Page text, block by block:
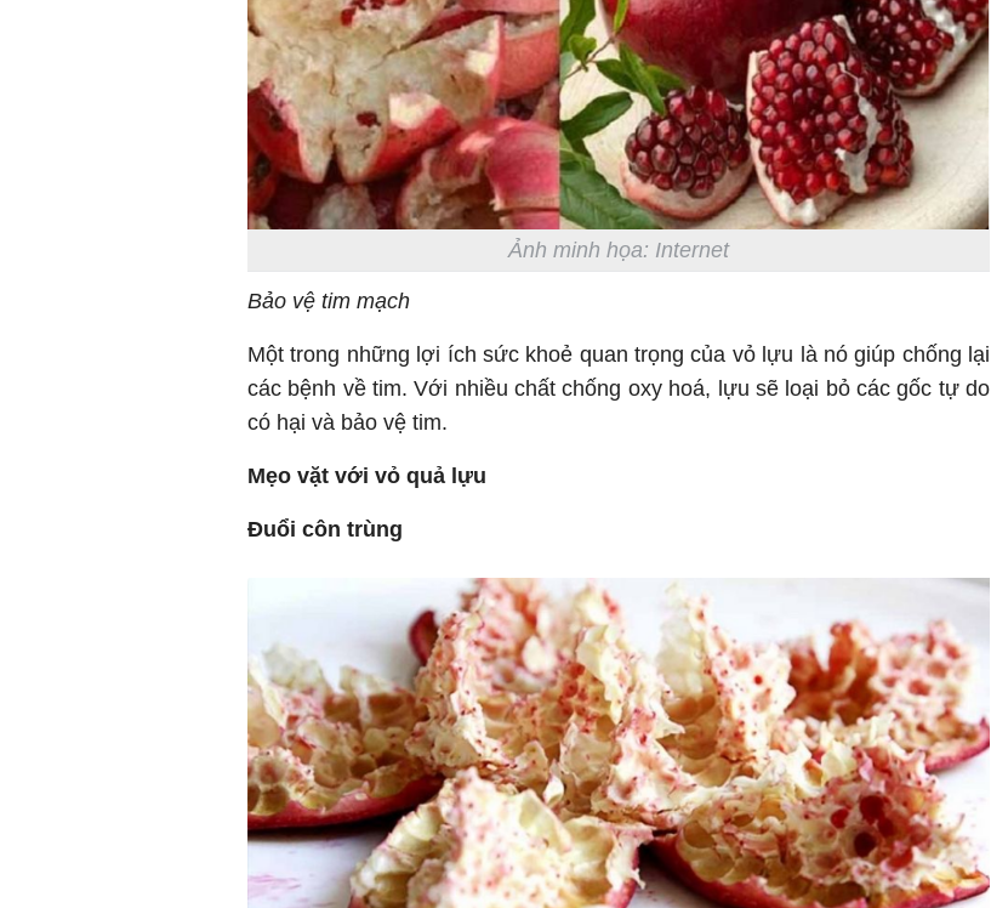
Ảnh minh họa: Internet
Bảo vệ tim mạch
Một trong những lợi ích sức khoẻ quan trọng của vỏ lựu là nó giúp chống lại
các bệnh về tim. Với nhiều chất chống oxy hoá, lựu sẽ loại bỏ các gốc tự do
có hại và bảo vệ tim.
Mẹo vặt với vỏ quả lựu
Đuổi côn trùng